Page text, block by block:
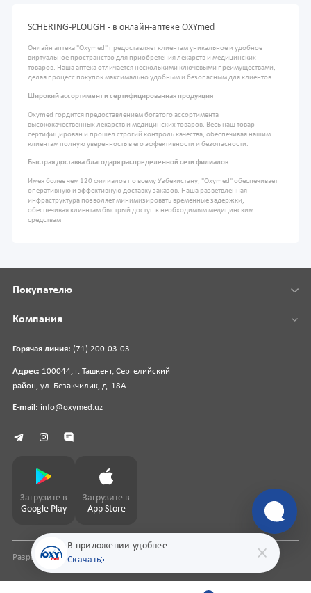
SCHERING-PLOUGH - в онлайн-аптеке OXYmed
Онлайн аптека "Oxymed" предоставляет клиентам уникальное и удобное
виртуальное пространство для приобретения лекарств и медицинских
товаров. Наша аптека отличается несколькими ключевыми преимуществами,
делая процесс покупок максимально удобным и безопасным для клиентов.
Широкий ассортимент и сертифицированная продукция
Oxymed гордится предоставлением богатого ассортимента
высококачественных лекарств и медицинских товаров. Весь наш товар
сертифицирован и прошел строгий контроль качества, обеспечивая нашим
клиентам полную уверенность в его эффективности и безопасности.
Быстрая доставка благодаря распределенной сети филиалов
Имея более чем 120 филиалов по всему Узбекистану, "Oxymed" обеспечивает
оперативную и эффективную доставку заказов. Наша разветвленная
инфраструктура позволяет минимизировать временные задержки,
обеспечивая клиентам быстрый доступ к необходимым медицинским
средствам
В приложении удобнее
Скачать
Горячая линия: (71) 200-03-03
Адрес: 100044, г. Ташкент, Сергелийский
район, ул. Безакчилик, д. 18А
E-mail: info@oxymed.uz
Покупателю
Компания
Загрузите в
Google Play
Загрузите в
App Store
Разработка сайтаpharmit.uz